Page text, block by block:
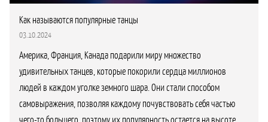
Как называются популярные танцы
03.10.2024
Америка, Франция, Канада подарили миру множество
удивительных танцев, которые покорили сердца миллионов
людей в каждом уголке земного шара. Они стали способом
самовыражения, позволяя каждому почувствовать себя частью
чего-то большего, поэтому их популярность остается на высоте